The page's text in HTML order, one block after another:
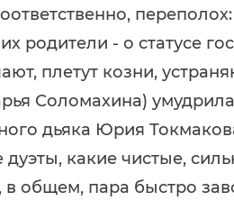
родители - о статусе
плетут козни,
Соломахина)
дьяка Юрия
какие чистые,
в общем, пара быстро